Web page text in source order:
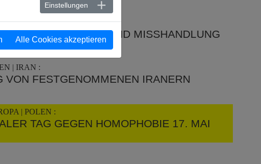
- 15. SEPTEMBER 2007
| MALAYSIA :
/ FOLTER UND MISSHANDLUNG
| IRAN :
VON FESTGENOMMENEN IRANERN
| POLEN :
TAG GEGEN HOMOPHOBIE 17. MAI
Einstellungen
Alle Cookies akzeptieren